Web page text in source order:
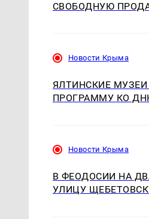
СВОБОДНУЮ
Новости Крыма
ЯЛТИНСКИЕ
ПРОГРАММУ КО
Новости Крыма
В ФЕОДОСИИ НА
УЛИЦУ